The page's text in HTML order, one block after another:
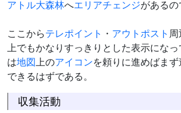
アトル大森林へエリアチェンジがあるの
ここからテレポイント ・ アウトポスト
上でもかなりすっきりとした表示にな
は地図上のアイコンを頼りに進めばま
できるはずである。
収集活動